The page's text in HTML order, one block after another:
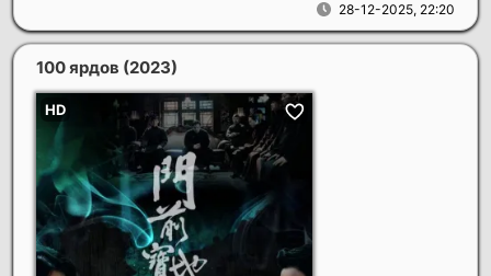
28-12-2025, 22:20
100 ярдов (2023)